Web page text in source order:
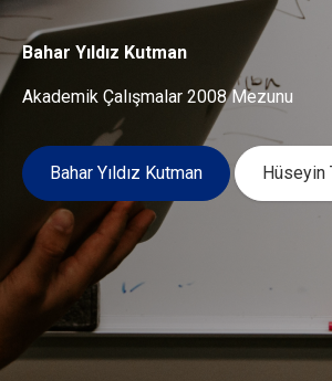
Bahar Yıldız Kutman
Akademik Çalışmalar 2008 Mezunu
Bahar Yıldız Kutman Hüseyin